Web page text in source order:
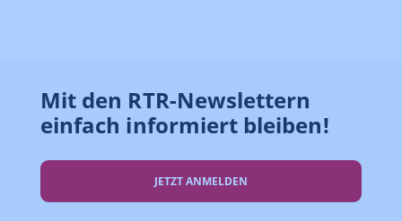
Mit den RTR-Newslettern
einfach informiert bleiben!
JETZT ANMELDEN